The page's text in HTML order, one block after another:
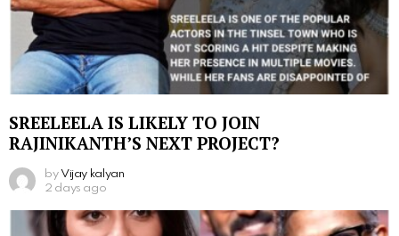
SREELEELA IS LIKELY TO JOIN
RAJINIKANTH’S NEXT PROJECT?
by Vijay kalyan
2 days ago